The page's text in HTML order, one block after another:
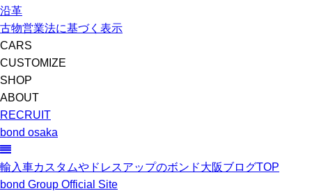
沿革
古物営業法に基づく表示
CARS
CUSTOMIZE
SHOP
ABOUT
RECRUIT
bond osaka
輸入車カスタムやドレスアップのボンド大阪ブログTOP
bond Group Official Site